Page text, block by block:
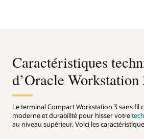
Caractéristiques
d’Oracle Workstation
Le terminal Compact Workstation 3 sans fil
moderne et durabilité pour hisser votre
au niveau supérieur. Voici les